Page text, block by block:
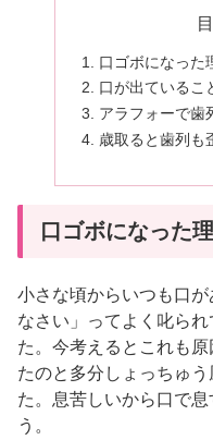
口ゴボになった
口が出ているこ
アラフォーで歯
歳取ると歯列も
口ゴボになった
小さな頃からいつも口
なさい」ってよく叱ら
た。今考えるとこれも
たのと多分しょっちゅ
た。息苦しいから口で
う。